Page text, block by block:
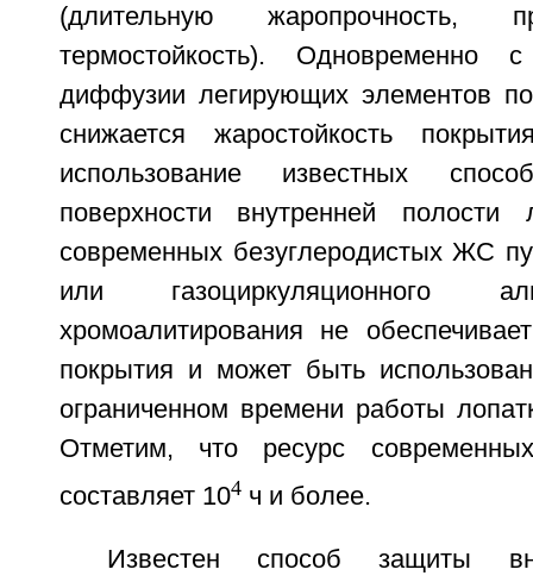
(длительную жаропрочность,
термостойкость). Одновременно
диффузии легирующих элементов
снижается жаростойкость
использование известных
поверхности внутренней полости
современных безуглеродистых ЖС
или газоциркуляционного
хромоалитирования не
покрытия и может быть
ограниченном времени работы
Отметим, что ресурс
составляет 104ч и более.
Известен способ защиты